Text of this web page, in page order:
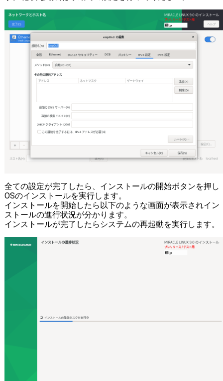
全ての設定が完了したら、インストールの開始ボタンを押し
OSのインストールを実行します。
インストールを開始したら以下のような画面が表示されイン
ストールの進行状況が分かります。
インストールが完了したらシステムの再起動を実行します。